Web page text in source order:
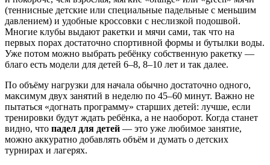
(теннисные детские или специальные падельные с меньшим
давлением) и удобные кроссовки с неслизкой подошвой.
Многие клубы выдают ракетки и мячи сами, так что на
первых порах достаточно спортивной формы и бутылки воды.
Уже потом можно выбрать ребёнку собственную ракетку —
благо есть модели для детей 6–8, 8–10 лет и так далее.
По объёму нагрузки для начала обычно достаточно одного,
максимум двух занятий в неделю по 45–60 минут. Важно не
пытаться «догнать программу» старших детей: лучше, если
тренировки будут ждать ребёнка, а не наоборот. Когда станет
видно, что падел для детей — это уже любимое занятие,
можно аккуратно добавлять объём и думать о детских
турнирах и лагерях.